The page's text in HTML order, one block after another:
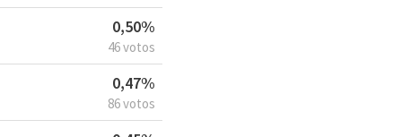
0,50%
46 votos
0,47%
86 votos